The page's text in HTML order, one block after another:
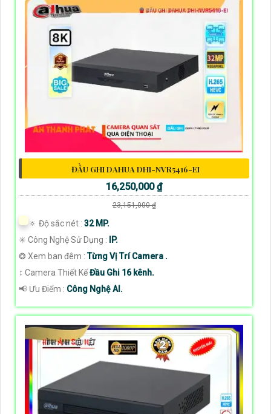
ĐẦU GHI DAHUA DHI-NVR5416-EI
16,250,000 ₫
23,151,000 ₫
🔅 Độ sắc nét : 32 MP.
✳️ Công Nghệ Sử Dụng : IP.
❂ Xem ban đêm :Từng Vị Trí Camera .
↕️ Camera Thiết KếĐầu Ghi 16 kênh.
️📢 Ưu Điểm : Công Nghệ AI.